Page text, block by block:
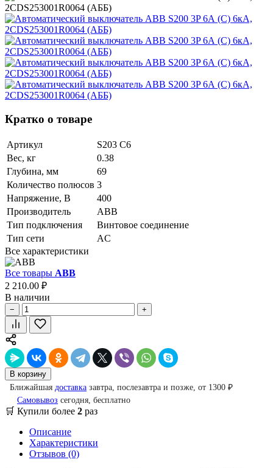
Кратко о товаре
Артикул
S203 C6
Вес, кг
0.38
Глубина, мм
69
Количество полюсов 3
Напряжение, В
400
Производитель
ABB
Тип подключения
Винтовое соединение
Тип сети
AC
Все характеристики
Все товары ABB
2 210.00 ₽
В наличии
− +
В корзину
Ближайшая доставка завтра, послезавтра и позже, от 1300 ₽
Самовывоз сегодня, бесплатно
🛒 Купили более 2 раз
Описание
Характеристики
Отзывов (0)